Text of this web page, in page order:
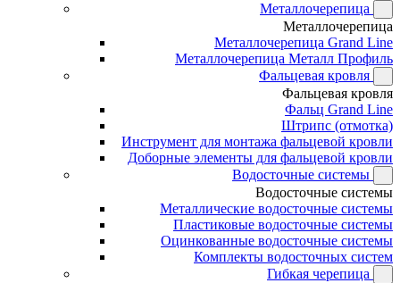
Металлочерепица
Металлочерепица
Металлочерепица Grand Line
Металлочерепица Металл Профиль
Фальцевая кровля
Фальцевая кровля
Фальц Grand Line
Штрипс (отмотка)
Инструмент для монтажа фальцевой кровли
Доборные элементы для фальцевой кровли
Водосточные системы
Водосточные системы
Металлические водосточные системы
Пластиковые водосточные системы
Оцинкованные водосточные системы
Комплекты водосточных систем
Гибкая черепица